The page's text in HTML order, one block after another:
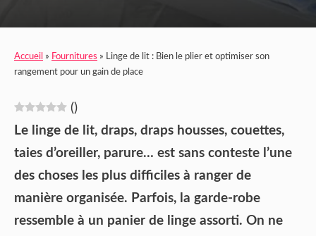
Accueil » Fournitures » Linge de lit : Bien le plier et optimiser son
rangement pour un gain de place
()
Le linge de lit, draps, draps housses, couettes,
taies d’oreiller, parure… est sans conteste l’une
des choses les plus difficiles à ranger de
manière organisée. Parfois, la garde-robe
ressemble à un panier de linge assorti. On ne